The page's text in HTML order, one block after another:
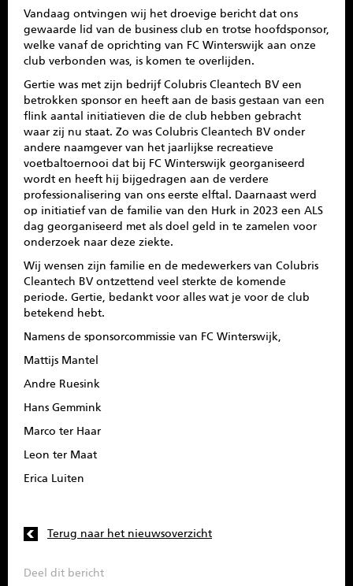
Vandaag ontvingen wij het droevige bericht dat ons
gewaarde lid van de business club en trotse hoofdsponsor,
welke vanaf de oprichting van FC Winterswijk aan onze
club verbonden was, is komen te overlijden.
Gertie was met zijn bedrijf Colubris Cleantech BV een
betrokken sponsor en heeft aan de basis gestaan van een
flink aantal initiatieven die de club hebben gebracht
waar zij nu staat. Zo was Colubris Cleantech BV onder
andere naamgever van het jaarlijkse recreatieve
voetbaltoernooi dat bij FC Winterswijk georganiseerd
wordt en heeft hij bijgedragen aan de verdere
professionalisering van ons eerste elftal. Daarnaast werd
op initiatief van de familie van den Hurk in 2023 een ALS
dag georganiseerd met als doel geld in te zamelen voor
onderzoek naar deze ziekte.
Wij wensen zijn familie en de medewerkers van Colubris
Cleantech BV ontzettend veel sterkte de komende
periode. Gertie, bedankt voor alles wat je voor de club
betekend hebt.
Namens de sponsorcommissie van FC Winterswijk,
Mattijs Mantel
Andre Ruesink
Hans Gemmink
Marco ter Haar
Leon ter Maat
Erica Luiten
Terug naar het nieuwsoverzicht
Deel dit bericht